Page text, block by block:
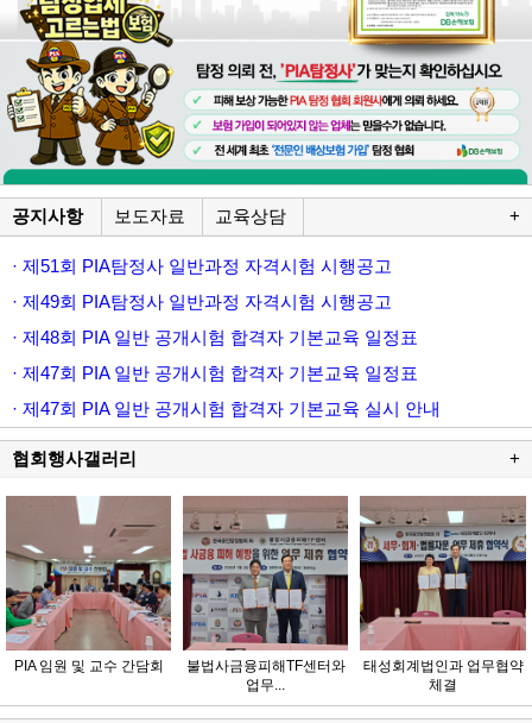
공지사항 보도자료 교육상담 +
· 제51회 PIA탐정사 일반과정 자격시험 시행공고
· 제49회 PIA탐정사 일반과정 자격시험 시행공고
· 제48회 PIA 일반 공개시험 합격자 기본교육 일정표
· 제47회 PIA 일반 공개시험 합격자 기본교육 일정표
· 제47회 PIA 일반 공개시험 합격자 기본교육 실시 안내
협회행사갤러리 +
PIA 임원 및 교수 간담회
불법사금융피해TF센터와
업무...
태성회계법인과 업무협약
체결